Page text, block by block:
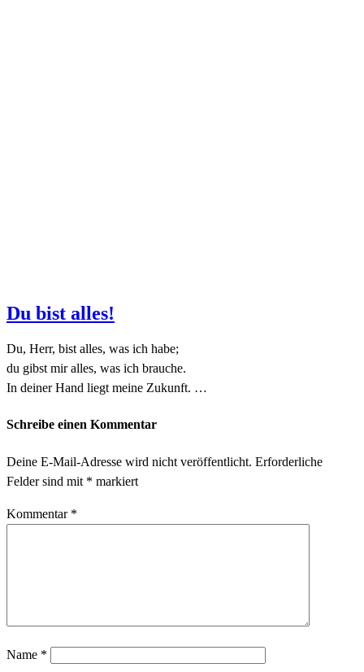
Du bist alles!
Du, Herr, bist alles, was ich habe;
du gibst mir alles, was ich brauche.
In deiner Hand liegt meine Zukunft. …
Schreibe einen Kommentar
Deine E-Mail-Adresse wird nicht veröffentlicht. Erforderliche
Felder sind mit * markiert
Kommentar *
Name *